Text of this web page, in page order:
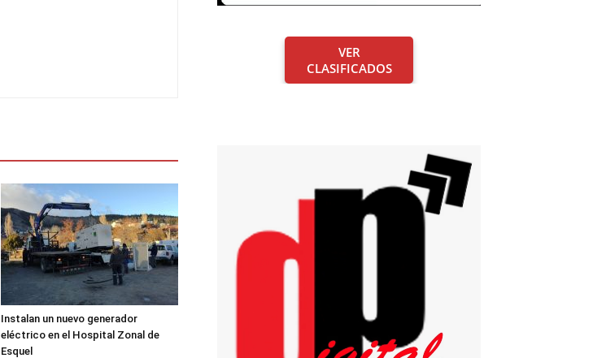
Instalan un nuevo generador
eléctrico en el Hospital Zonal de
Esquel
VER
CLASIFICADOS